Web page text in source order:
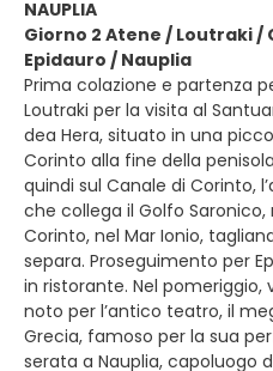
NAUPLIA
Giorno 2 Atene / Loutraki /
Epidauro / Nauplia
Prima colazione e partenza
Loutraki per la visita al
dea Hera, situato in una
Corinto alla fine della
quindi sul Canale di Corinto,
che collega il Golfo Saronico,
Corinto, nel Mar Ionio,
separa. Proseguimento per
in ristorante. Nel pomeriggio,
noto per l’antico teatro, il
Grecia, famoso per la sua
serata a Nauplia, capoluogo